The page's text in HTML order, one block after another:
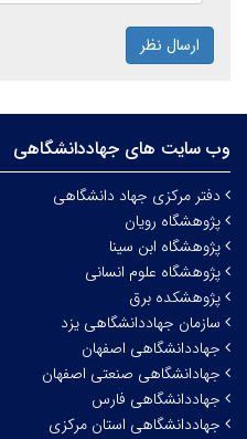
ارسال نظر
وب سایت های جهاددانشگاهی
دفتر مرکزی جهاد دانشگاهی
پژوهشگاه رویان
پژوهشگاه ابن سینا
پژوهشگاه علوم انسانی
پژوهشکده برق
سازمان جهاددانشگاهی یزد
جهاددانشگاهی اصفهان
جهادانشگاهی صنعتی اصفهان
جهاددانشگاهی فارس
جهاددانشگاهی استان مرکزی